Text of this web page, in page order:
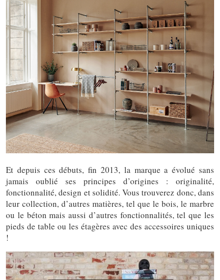
Et depuis ces débuts, fin 2013, la marque a évolué sans
jamais oublié ses principes d’origines : originalité,
fonctionnalité, design et solidité. Vous trouverez donc, dans
leur collection, d’autres matières, tel que le bois, le marbre
ou le béton mais aussi d’autres fonctionnalités, tel que les
pieds de table ou les étagères avec des accessoires uniques
!